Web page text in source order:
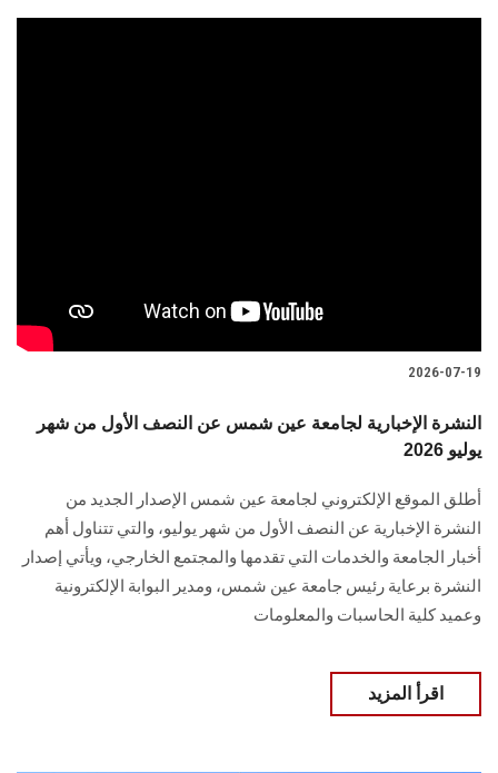
2026-07-19
النشرة الإخبارية لجامعة عين شمس عن النصف الأول من شهر
يوليو 2026
أطلق الموقع الإلكتروني لجامعة عين شمس الإصدار الجديد من
النشرة الإخبارية عن النصف الأول من شهر يوليو، والتي تتناول أهم
أخبار الجامعة والخدمات التي تقدمها والمجتمع الخارجي، ويأتي إصدار
النشرة برعاية رئيس جامعة عين شمس، ومدير البوابة الإلكترونية
وعميد كلية الحاسبات والمعلومات
اقرأ المزيد